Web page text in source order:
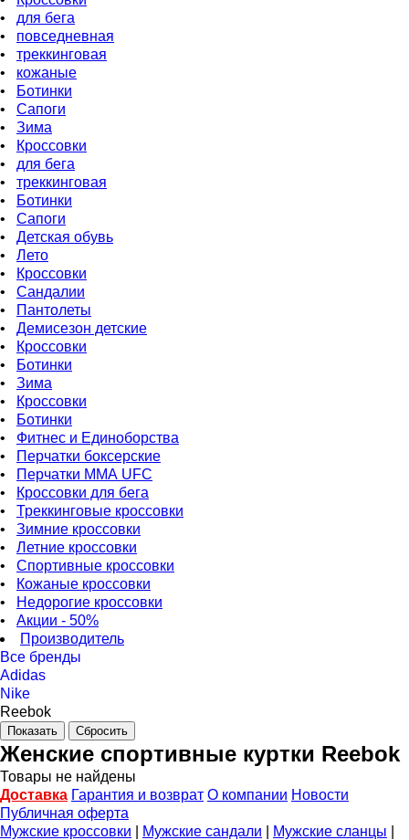
• для бега
• повседневная
• треккинговая
• кожаные
•
Бoтинки
• Сапоги
• Зима
•
Кроссовки
• для бега
• треккинговая
•
Ботинки
• Сапоги
• Детская обувь
• Летo
•
Кроссовки
• Сандалии
•
Пантолеты
• Демисезон детские
•
Кроссовки
•
Ботинки
• Зима
•
Кроссовки
•
Ботинки
• Фитнес и Единоборства
•
Перчатки боксерские
•
Перчатки ММА UFC
•
Кроссовки для бега
• Треккинговые кроссовки
• Зимние кроссовки
• Летние кроссовки
• Спортивные кроссовки
•
Кожаные кроссовки
•
Недорогие кроссовки
• Акции - 50%
Производитель
Все бренды
Adidas
Nike
Reebok
Женские спортивные куртки Reebok
Товары не найдены
Доставка Гарантия и возврат О компании Новости
Публичная оферта
Мужские кроссовки
Мужские сандали Мужские сланцы